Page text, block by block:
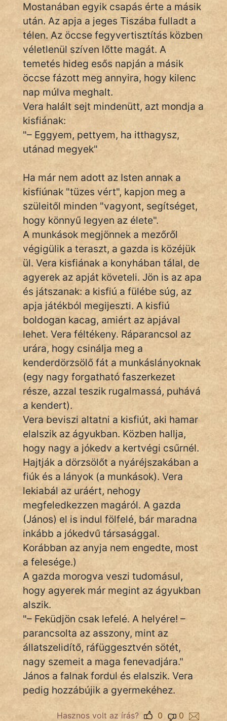
Tanmese
Vers
IRODALOM
SZÓLÁS
És
KÖZMONDÁS
PSZICHO
ZENE
FILM
ÉLETMÓD
MAGYARSÁG
És
TÖRTÉNELEM
Népszerű szerzőink:
cinege
fantom
Hunor
Jób Gedeon
Láron Ádám
mikkamakka
vörös ördög
nagyöreg
NapHold
Név nélkül
pszichopati
szegény legény
Hoffer Botond
szemfüles
Mostanában egyik csapás érte a másik
után. Az apja a jeges Tiszába fulladt a
télen. Az öccse fegyvertisztítás közben
véletlenül szíven lőtte magát. A
temetés hideg esős napján a másik
öccse fázott meg annyira, hogy kilenc
nap múlva meghalt.
Vera halált sejt mindenütt, azt mondja a
kisfiának:
"– Eggyem, pettyem, ha itthagysz,
utánad megyek"
Ha már nem adott az Isten annak a
kisfiúnak "tüzes vért", kapjon meg a
szüleitől minden "vagyont, segítséget,
hogy könnyű legyen az élete".
A munkások megjönnek a mezőről
végigülik a teraszt, a gazda is közéjük
ül. Vera kisfiának a konyhában tálal, de
agyerek az apját követeli. Jön is az apa
és játszanak: a kisfiú a fülébe súg, az
apja játékból megijeszti. A kisfiú
boldogan kacag, amiért az apjával
lehet. Vera féltékeny. Ráparancsol az
urára, hogy csinálja meg a
kenderdörzsölő fát a munkáslányoknak
(egy nagy forgatható faszerkezet
része, azzal teszik rugalmassá, puhává
a kendert).
Vera beviszi altatni a kisfiút, aki hamar
elalszik az ágyukban. Közben hallja,
hogy nagy a jókedv a kertvégi csűrnél.
Hajtják a dörzsölőt a nyáréjszakában a
fiúk és a lányok (a munkások). Vera
lekiabál az uráért, nehogy
megfeledkezzen magáról. A gazda
(János) el is indul fölfelé, bár maradna
inkább a jókedvű társasággal.
Korábban az anyja nem engedte, most
a felesége.)
A gazda morogva veszi tudomásul,
hogy agyerek már megint az ágyukban
alszik.
"– Feküdjön csak lefelé. A helyére! –
parancsolta az asszony, mint az
állatszelidítő, ráfüggesztvén sötét,
nagy szemeit a maga fenevadjára."
János a falnak fordul és elalszik. Vera
pedig hozzábújik a gyermekéhez.
Hasznos volt az írás? 0
0